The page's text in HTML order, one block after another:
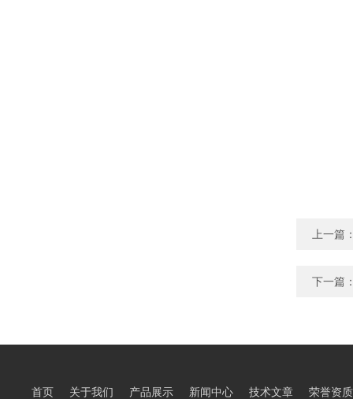
上一篇
下一篇
首页 关于我们 产品展示 新闻中心 技术文章 荣誉资质